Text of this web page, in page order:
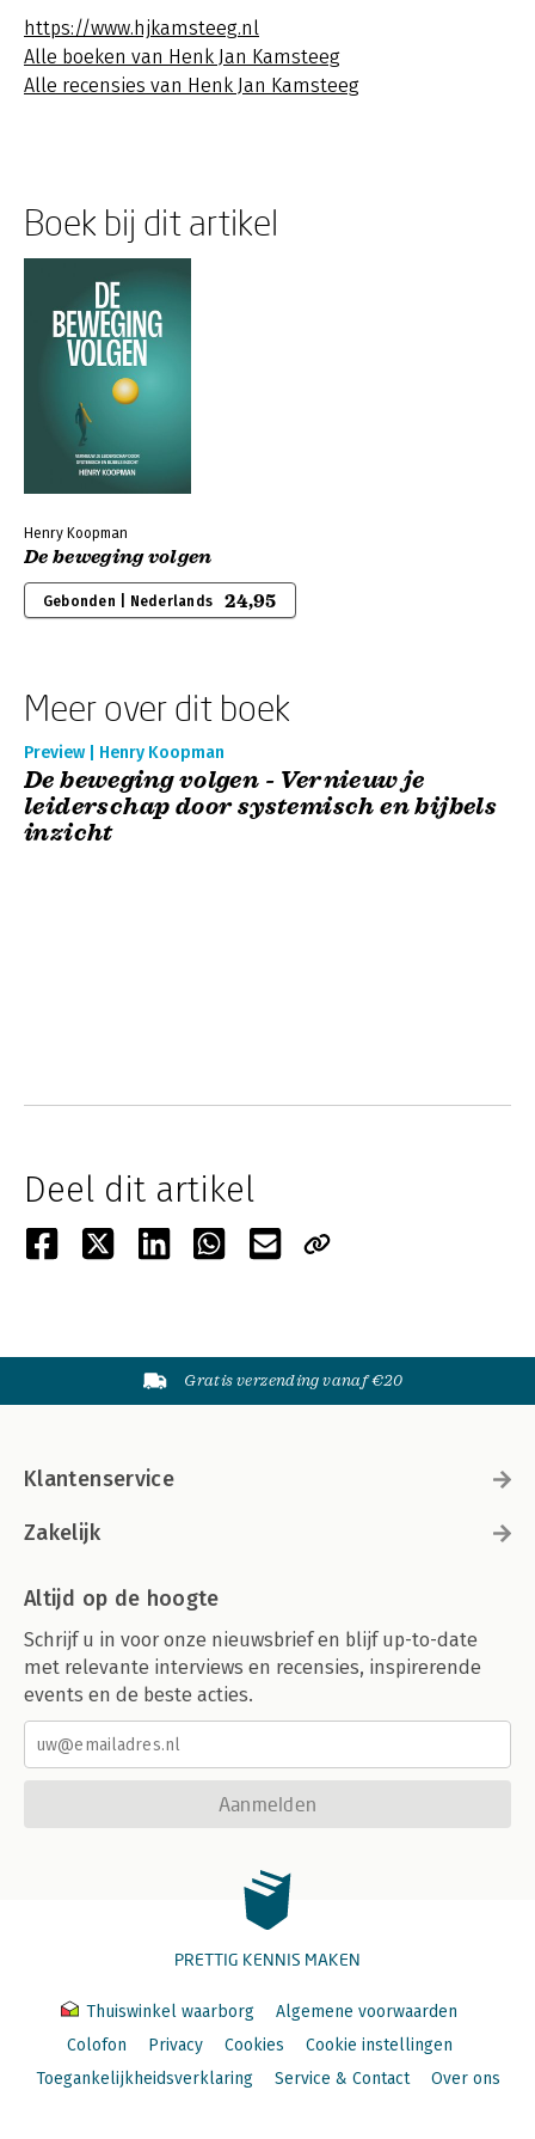
https://www.hjkamsteeg.nl
Alle boeken van Henk Jan Kamsteeg
Alle recensies van Henk Jan Kamsteeg
Boek bij dit artikel
Henry Koopman
De beweging volgen
Gebonden | Nederlands 24,95
Meer over dit boek
Preview | Henry Koopman
De beweging volgen - Vernieuw je
leiderschap door systemisch en bijbels
inzicht
Deel dit artikel
Gratis verzending vanaf €20
Klantenservice
Zakelijk
Altijd op de hoogte
Schrijf u in voor onze nieuwsbrief en blijf up-to-date
met relevante interviews en recensies, inspirerende
events en de beste acties.
Aanmelden
PRETTIG KENNIS MAKEN
Thuiswinkel waarborg
Algemene voorwaarden
Colofon
Privacy Cookies
Cookie instellingen
Toegankelijkheidsverklaring
Service & Contact Over ons